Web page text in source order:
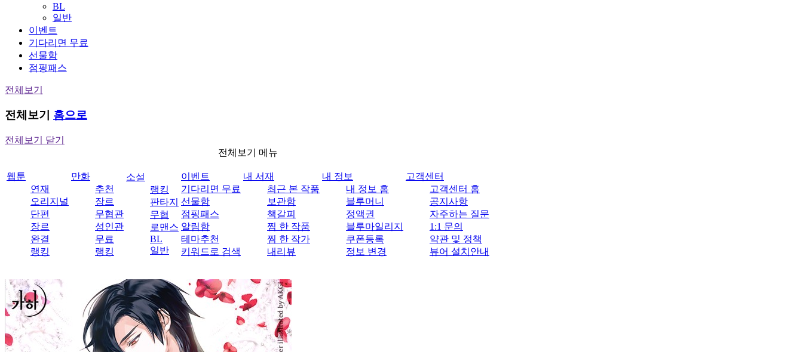
BL
일반
이벤트
기다리면 무료
선물함
점핑패스
전체보기
전체보기 홈으로
전체보기 닫기
전체보기 메뉴
웹툰
연재
오리지널
단편
장르
완결
랭킹
만화
추천
장르
무협관
성인관
무료
랭킹
소설
랭킹
판타지
무협
로맨스
BL
일반
이벤트
기다리면 무료
선물함
점핑패스
알림함
테마추천
키워드로 검색
내 서재
최근 본 작품
보관함
책갈피
찜 한 작품
찜 한 작가
내리뷰
내 정보
내 정보 홈
블루머니
정액권
블루마일리지
쿠폰등록
정보 변경
고객센터
고객센터 홈
공지사항
자주하는 질문
1:1 문의
약관 및 정책
뷰어 설치안내